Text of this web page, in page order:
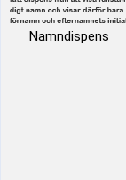
Namndispens